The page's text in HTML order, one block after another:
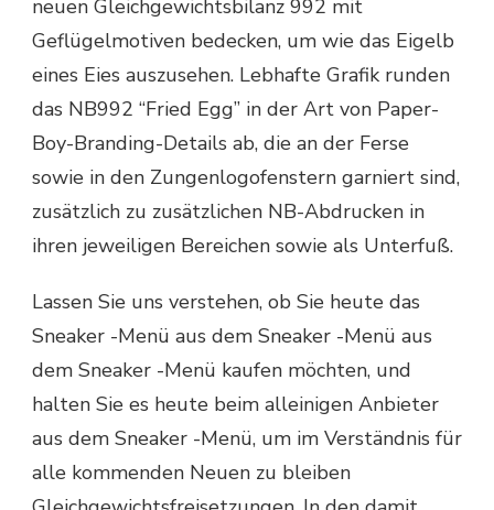
neuen Gleichgewichtsbilanz 992 mit
Geflügelmotiven bedecken, um wie das Eigelb
eines Eies auszusehen. Lebhafte Grafik runden
das NB992 “Fried Egg” in der Art von Paper-
Boy-Branding-Details ab, die an der Ferse
sowie in den Zungenlogofenstern garniert sind,
zusätzlich zu zusätzlichen NB-Abdrucken in
ihren jeweiligen Bereichen sowie als Unterfuß.
Lassen Sie uns verstehen, ob Sie heute das
Sneaker -Menü aus dem Sneaker -Menü aus
dem Sneaker -Menü kaufen möchten, und
halten Sie es heute beim alleinigen Anbieter
aus dem Sneaker -Menü, um im Verständnis für
alle kommenden Neuen zu bleiben